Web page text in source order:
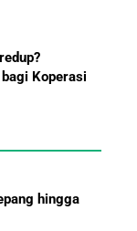
Koperasi
Diburu
hingga